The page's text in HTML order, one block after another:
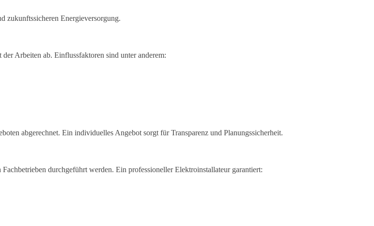
zukunftssicheren Energieversorgung.
Arbeiten ab. Einflussfaktoren sind unter anderem:
abgerechnet. Ein individuelles Angebot sorgt für Transparenz und Planungssicherheit.
durchgeführt werden. Ein professioneller Elektroinstallateur garantiert: